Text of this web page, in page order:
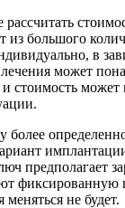
из большого
в
может
стоимость может
более
предполагает
фиксированную
не будет.